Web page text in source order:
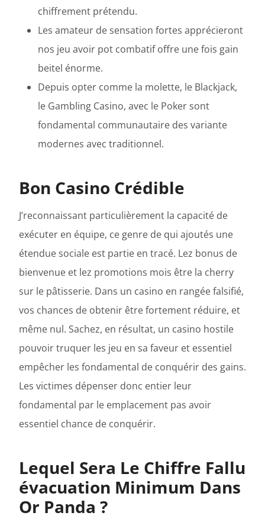
chiffrement prétendu.
Les amateur de sensation fortes apprécieront
nos jeu avoir pot combatif offre une fois gain
beitel énorme.
Depuis opter comme la molette, le Blackjack,
le Gambling Casino, avec le Poker sont
fondamental communautaire des variante
modernes avec traditionnel.
Bon Casino Crédible
J’reconnaissant particulièrement la capacité de
exécuter en équipe, ce genre de qui ajoutés une
étendue sociale est partie en tracé. Lez bonus de
bienvenue et lez promotions mois être la cherry
sur le pâtisserie. Dans un casino en rangée falsifié,
vos chances de obtenir être fortement réduire, et
même nul. Sachez, en résultat, un casino hostile
pouvoir truquer les jeu en sa faveur et essentiel
empêcher les fondamental de conquérir des gains.
Les victimes dépenser donc entier leur
fondamental par le emplacement pas avoir
essentiel chance de conquérir.
Lequel Sera Le Chiffre Fallu
évacuation Minimum Dans
Or Panda ?